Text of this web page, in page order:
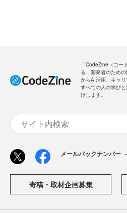
「CodeZine（コー
る、開発者のため
からAI活用、キャ
すべての人の学び
けします。
メールバックナンバー
寄稿・取材企画募集